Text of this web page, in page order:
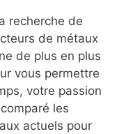
recherche de
de métaux
de plus en plus
vous permettre
votre passion
les
actuels pour